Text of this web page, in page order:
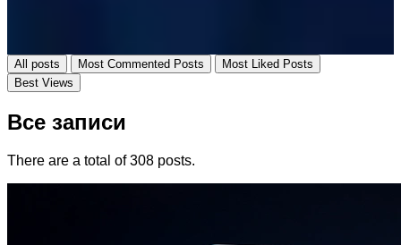
All posts Most Commented Posts
Most Liked Posts
Best Views
Все записи
There are a total of 308 posts.